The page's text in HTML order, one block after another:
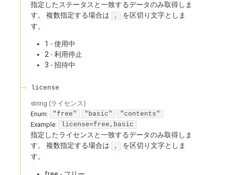
指定したステータスと一致するデータのみ取得しま
す。 複数指定する場合は
,
を区切り文字としま
す。
1 - 使用中
2 - 利用停止
3 - 招待中
license
string (ライセンス )
Enum: "free" "basic"
"contents"
Example:
license=free,basic
指定したライセンスと一致するデータのみ取得しま
す。 複数指定する場合は
,
を区切り文字としま
す。